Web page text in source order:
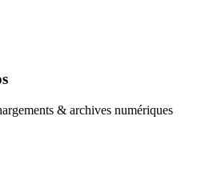
& archives numériques